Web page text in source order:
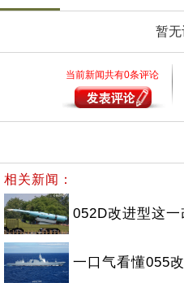
暂
当前新闻共有0条评论
相关新闻：
052D改进型这
一口气看懂055